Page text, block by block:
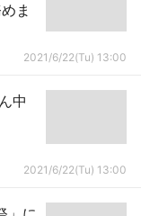
ま
2021/6/22(Tu) 13:00
中
2021/6/22(Tu) 13:00